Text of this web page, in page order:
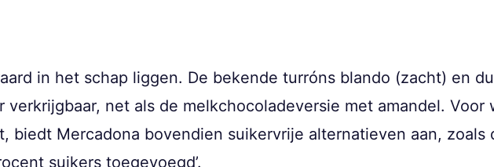
in het schap liggen. De bekende turróns blando (zacht) en
verkrijgbaar, net als de melkchocoladeversie met amandel. Voor
biedt Mercadona bovendien suikervrije alternatieven aan, zoals
suikers toegevoegd’.